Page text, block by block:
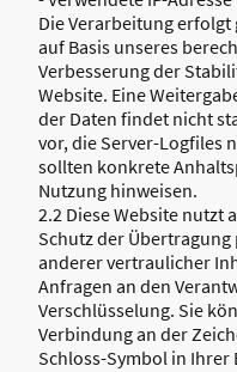
Die Verarbeitung erfolgt
auf Basis unseres
Verbesserung der
Website. Eine
der Daten findet nicht
vor, die Server-Logfiles
sollten konkrete
Nutzung hinweisen.
2.2 Diese Website nutzt
Schutz der
anderer vertraulicher
Anfragen an den
Verschlüsselung. Sie
Verbindung an der
Schloss-Symbol in